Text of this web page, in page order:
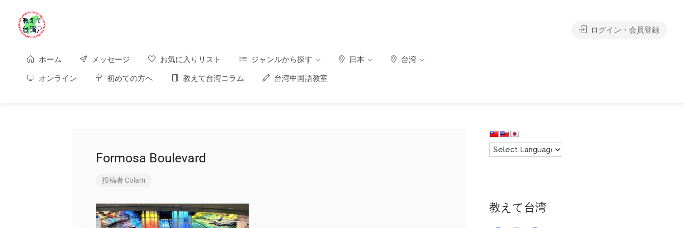
ホーム メッセージ お気に入りリスト ジャンルから探す 日本 台湾
オンライン 初めての方へ 教えて台湾コラム 台湾中国語教室
ログイン・会員登録
Formosa Boulevard
投稿者 Colam
教えて台湾